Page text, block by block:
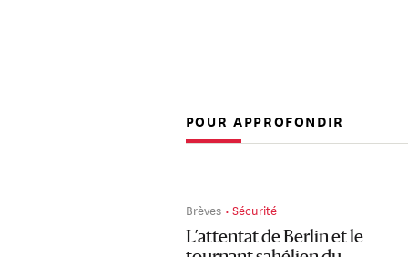
POUR APPROFONDIR
Brèves Sécurité
L’attentat de Berlin et le